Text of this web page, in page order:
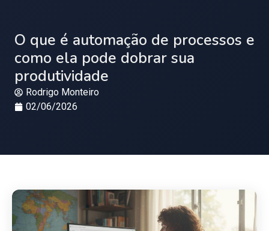
O que é automação de processos e
como ela pode dobrar sua
produtividade
Rodrigo Monteiro
02/06/2026